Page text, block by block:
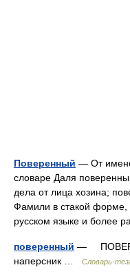
Поверенный — От
словаре Даля
дела от лица хозина;
Фамили в стакой форме,
русском языке и более
поверенный —
наперсник …
Словарь-